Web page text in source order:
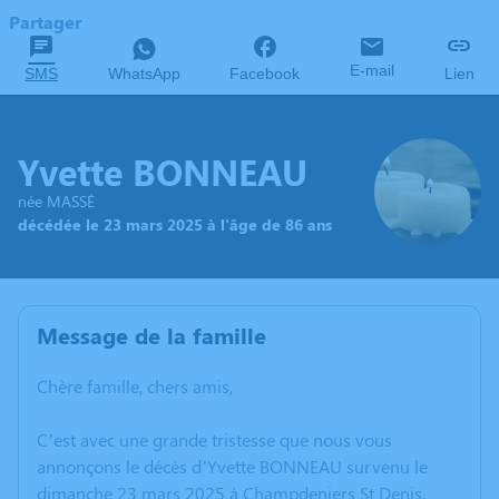
Partager
SMS WhatsApp Facebook E-mail Lien
Yvette BONNEAU
née MASSÉ
décédée le 23 mars 2025 à l'âge de 86 ans
Message de la famille
Chère famille, chers amis,
C’est avec une grande tristesse que nous vous
annonçons le décès d’Yvette BONNEAU survenu le
dimanche 23 mars 2025 à Champdeniers St Denis.